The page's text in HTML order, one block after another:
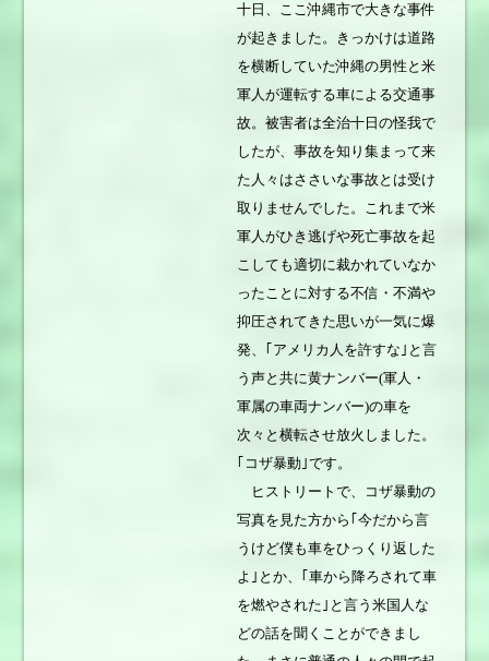
十日、ここ沖縄市で大きな事件
が起きました。きっかけは道路
を横断していた沖縄の男性と米
軍人が運転する車による交通事
故。被害者は全治十日の怪我で
したが、事故を知り集まって来
た人々はささいな事故とは受け
取りませんでした。これまで米
軍人がひき逃げや死亡事故を起
こしても適切に裁かれていなか
ったことに対する不信・不満や
抑圧されてきた思いが一気に爆
発、｢アメリカ人を許すな｣と言
う声と共に黄ナンバー(軍人・
軍属の車両ナンバー)の車を
次々と横転させ放火しました。
｢コザ暴動｣です。
ヒストリートで、コザ暴動の
写真を見た方から｢今だから言
うけど僕も車をひっくり返した
よ｣とか、｢車から降ろされて車
を燃やされた｣と言う米国人な
どの話を聞くことができまし